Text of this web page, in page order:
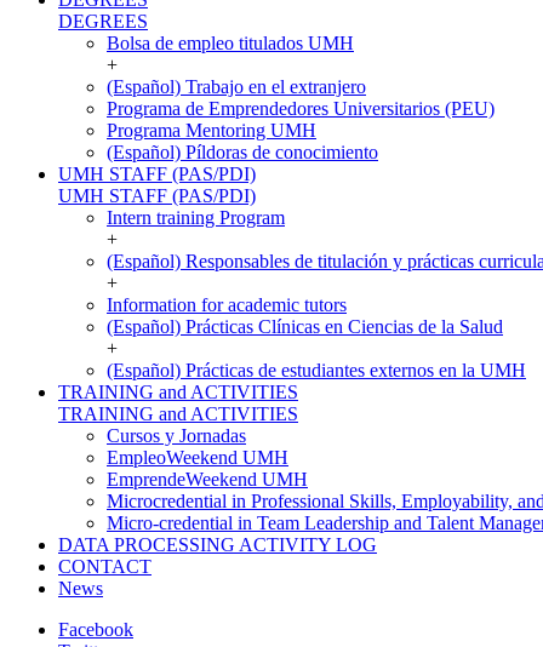
DEGREES
Bolsa de empleo titulados UMH
+
(Español) Trabajo en el extranjero
Programa de Emprendedores Universitarios (PEU)
Programa Mentoring UMH
(Español) Píldoras de conocimiento
UMH STAFF (PAS/PDI)
UMH STAFF (PAS/PDI)
Intern training Program
+
(Español) Responsables de titulación y prácticas
+
Information for academic tutors
(Español) Prácticas Clínicas en Ciencias de la Salud
+
(Español) Prácticas de estudiantes externos en la UMH
TRAINING and ACTIVITIES
TRAINING and ACTIVITIES
Cursos y Jornadas
EmpleoWeekend UMH
EmprendeWeekend UMH
Microcredential in Professional Skills, Employability,
Micro-credential in Team Leadership and Talent
DATA PROCESSING ACTIVITY LOG
CONTACT
News
Facebook